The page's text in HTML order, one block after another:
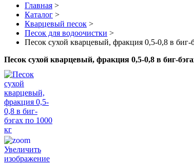
Главная >
Каталог >
Кварцевый песок >
Песок для водоочистки >
Песок сухой кварцевый, фракция 0,5-0,8 в биг-
Песок сухой кварцевый, фракция 0,5-0,8 в биг-
Увеличить
изображение